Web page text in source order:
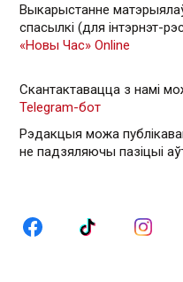
Выкарыстанне
спасылкі (для інтэрнэт-
«Новы Час» Online
Скантактавацца з намі
Telegram-бот
Рэдакцыя можа
не падзяляючы пазіцыі